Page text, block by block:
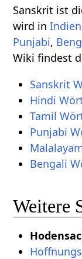
Sanskrit ist
wird inIndien
Punjabi,
Wiki findest
Sanskrit
Hindi
Tamil
Punjabi
Bengali
Weitere